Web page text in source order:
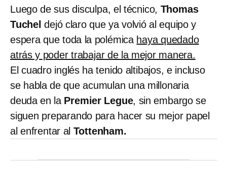
Luego de sus disculpa, el técnico, Thomas
Tuchel dejó claro que ya volvió al equipo y
espera que toda la polémica haya quedado
atrás y poder trabajar de la mejor manera.
El cuadro inglés ha tenido altibajos, e incluso
se habla de que acumulan una millonaria
deuda en la Premier Legue, sin embargo se
siguen preparando para hacer su mejor papel
al enfrentar al Tottenham.